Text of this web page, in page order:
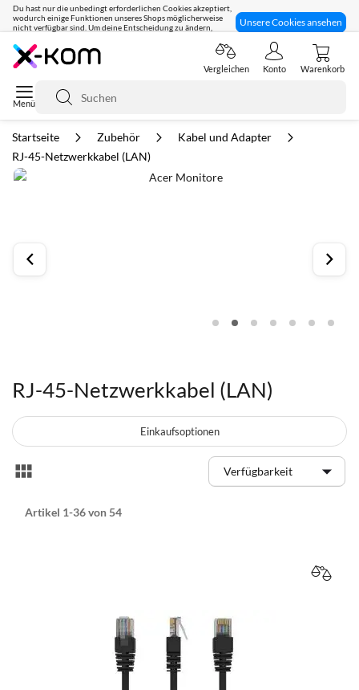
Du hast nur die unbedingt erforderlichen Cookies akzeptiert,
wodurch einige Funktionen unseres Shops möglicherweise
nicht verfügbar sind. Um deine Entscheidung zu ändern,
Unsere Cookies ansehen
Seit 8 Jahren für dich da!
Suche
Vergleichen Konto Warenkorb
Startseite Zubehör
Kabel und Adapter
RJ-45-Netzwerkkabel (LAN)
RJ-45-Netzwerkkabel (LAN)
Anzeigen
Liste
Artikel 1-36von 54
Einkaufsoptionen